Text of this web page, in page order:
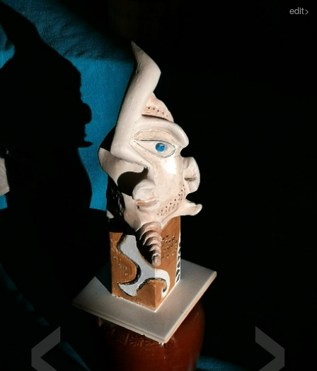
< back to sculpture edit>